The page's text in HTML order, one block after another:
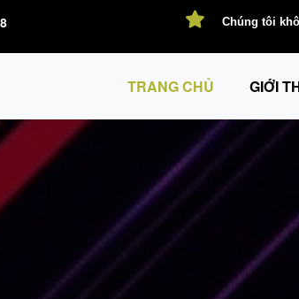
Chúng tôi
TRANG CHỦ GIỚI